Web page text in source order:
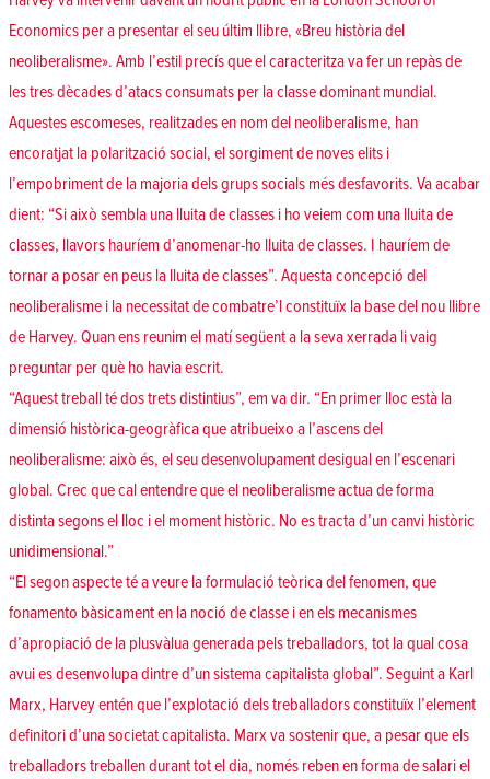
Economics per a presentar el seu últim llibre, «Breu història del
neoliberalisme». Amb l’estil precís que el caracteritza va fer un repàs de
les tres dècades d’atacs consumats per la classe dominant mundial.
Aquestes escomeses, realitzades en nom del neoliberalisme, han
encoratjat la polarització social, el sorgiment de noves elits i
l’empobriment de la majoria dels grups socials més desfavorits. Va acabar
dient: “Si això sembla una lluita de classes i ho veiem com una lluita de
classes, llavors hauríem d’anomenar-ho lluita de classes. I hauríem de
tornar a posar en peus la lluita de classes”. Aquesta concepció del
neoliberalisme i la necessitat de combatre’l constituïx la base del nou llibre
de Harvey. Quan ens reunim el matí següent a la seva xerrada li vaig
preguntar per què ho havia escrit.
“Aquest treball té dos trets distintius”, em va dir. “En primer lloc està la
dimensió històrica-geogràfica que atribueixo a l’ascens del
neoliberalisme: això és, el seu desenvolupament desigual en l’escenari
global. Crec que cal entendre que el neoliberalisme actua de forma
distinta segons el lloc i el moment històric. No es tracta d’un canvi històric
unidimensional.”
“El segon aspecte té a veure la formulació teòrica del fenomen, que
fonamento bàsicament en la noció de classe i en els mecanismes
d’apropiació de la plusvàlua generada pels treballadors, tot la qual cosa
avui es desenvolupa dintre d’un sistema capitalista global”. Seguint a Karl
Marx, Harvey entén que l’explotació dels treballadors constituïx l’element
definitori d’una societat capitalista. Marx va sostenir que, a pesar que els
treballadors treballen durant tot el dia, només reben en forma de salari el